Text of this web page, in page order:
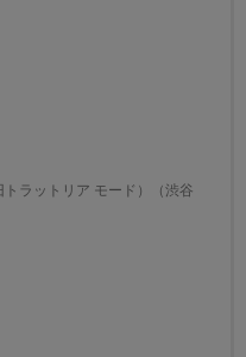
ラットリア モード）（渋谷